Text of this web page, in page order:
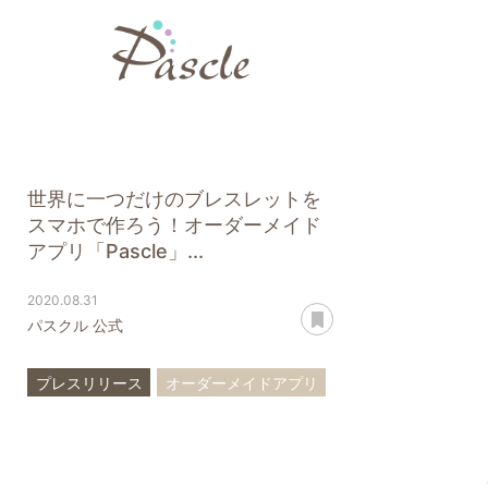
世界に一つだけのブレスレットを
スマホで作ろう！オーダーメイド
アプリ「Pascle」...
2020.08.31
パスクル 公式
プレスリリース
オーダーメイドアプリ